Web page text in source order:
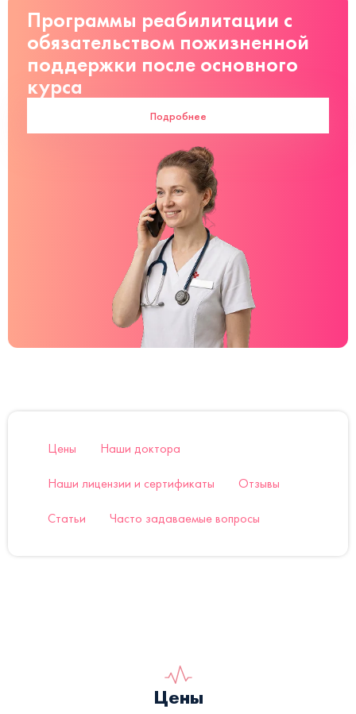
Программы реабилитации с
обязательством пожизненной
поддержки после основного
курса
Подробнее
Цены Наши доктора
Наши лицензии и сертификаты Отзывы
Статьи Часто задаваемые вопросы
Цены